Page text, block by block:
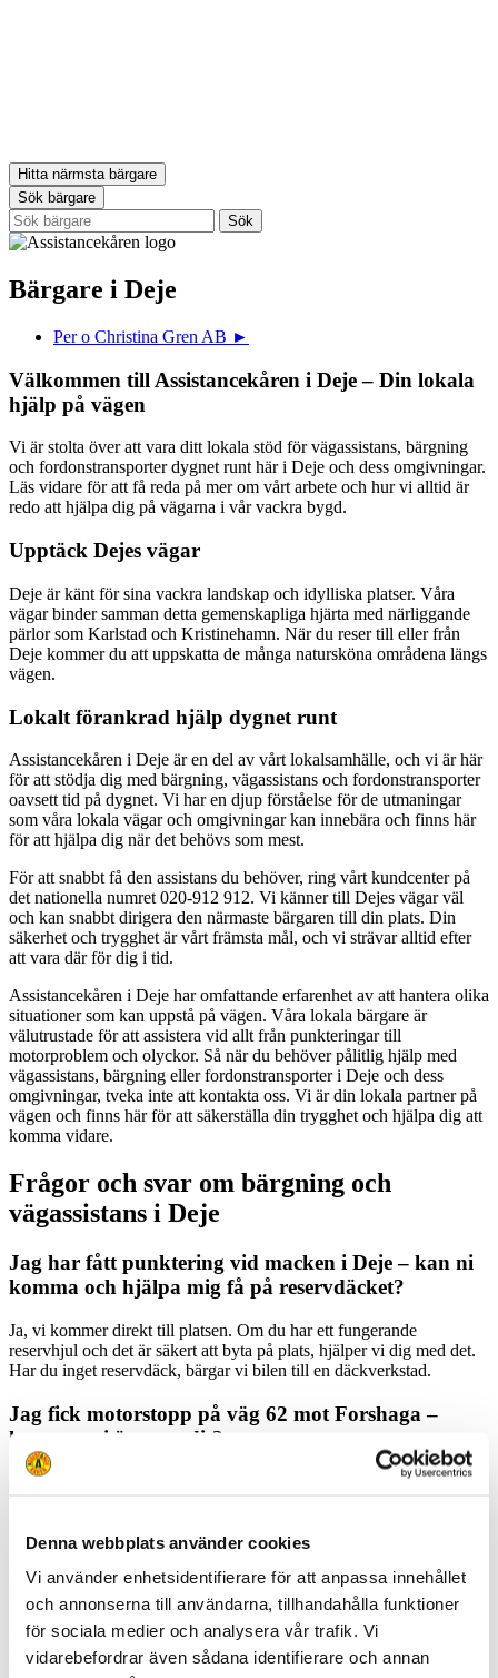
Denna webbplats använder cookies
Vi använder enhetsidentifierare för att anpassa innehållet
och annonserna till användarna, tillhandahålla funktioner
för sociala medier och analysera vår trafik. Vi
vidarebefordrar även sådana identifierare och annan
Hitta närmsta bärgare
Sök bärgare
Bärgare i Deje
Per o Christina Gren AB ►
Välkommen till Assistancekåren i Deje – Din lokala
hjälp på vägen
Vi är stolta över att vara ditt lokala stöd för vägassistans, bärgning
och fordonstransporter dygnet runt här i Deje och dess omgivningar.
Läs vidare för att få reda på mer om vårt arbete och hur vi alltid är
redo att hjälpa dig på vägarna i vår vackra bygd.
Upptäck Dejes vägar
Deje är känt för sina vackra landskap och idylliska platser. Våra
vägar binder samman detta gemenskapliga hjärta med närliggande
pärlor som Karlstad och Kristinehamn. När du reser till eller från
Deje kommer du att uppskatta de många natursköna områdena längs
vägen.
Lokalt förankrad hjälp dygnet runt
Assistancekåren i Deje är en del av vårt lokalsamhälle, och vi är här
för att stödja dig med bärgning, vägassistans och fordonstransporter
oavsett tid på dygnet. Vi har en djup förståelse för de utmaningar
som våra lokala vägar och omgivningar kan innebära och finns här
för att hjälpa dig när det behövs som mest.
För att snabbt få den assistans du behöver, ring vårt kundcenter på
det nationella numret 020-912 912. Vi känner till Dejes vägar väl
och kan snabbt dirigera den närmaste bärgaren till din plats. Din
säkerhet och trygghet är vårt främsta mål, och vi strävar alltid efter
att vara där för dig i tid.
Assistancekåren i Deje har omfattande erfarenhet av att hantera olika
situationer som kan uppstå på vägen. Våra lokala bärgare är
välutrustade för att assistera vid allt från punkteringar till
motorproblem och olyckor. Så när du behöver pålitlig hjälp med
vägassistans, bärgning eller fordonstransporter i Deje och dess
omgivningar, tveka inte att kontakta oss. Vi är din lokala partner på
vägen och finns här för att säkerställa din trygghet och hjälpa dig att
komma vidare.
Frågor och svar om bärgning och
vägassistans i Deje
Jag har fått punktering vid macken i Deje – kan ni
komma och hjälpa mig få på reservdäcket?
Ja, vi kommer direkt till platsen. Om du har ett fungerande
reservhjul och det är säkert att byta på plats, hjälper vi dig med det.
Har du inget reservdäck, bärgar vi bilen till en däckverkstad.
Jag fick motorstopp på väg 62 mot Forshaga –
kommer ni även ut dit?
Ja, vi täcker hela väg 62 och området däromkring. När du ringer får
Min elbil är urladdad vid laddaren i centrum – kan
ni bärga till Karlstad?
Ja, vi kan bärga din elbil till laddstation eller verkstad i Karlstad – du
väljer själv vart. Vi hjälper även om bilen inte går att flytta från